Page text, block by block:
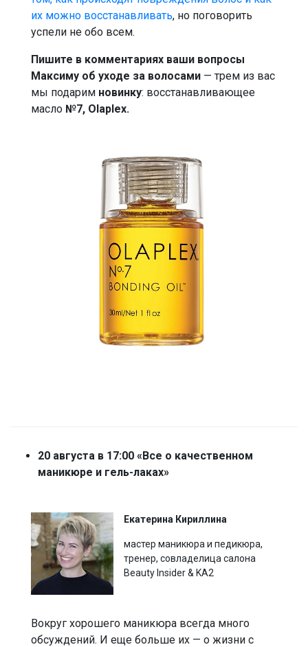
их можно восстанавливать, но поговорить
успели не обо всем.
Пишите в комментариях ваши вопросы
Максиму об уходе за волосами — трем из вас
мы подарим новинку: восстанавливающее
масло №7, Olaplex.
20 августа в 17:00 «Все о качественном
маникюре и гель-лаках»
Екатерина Кириллина
мастер маникюра и педикюра,
тренер, совладелица салона
Beauty Insider & KA2
Вокруг хорошего маникюра всегда много
обсуждений. И еще больше их — о жизни с